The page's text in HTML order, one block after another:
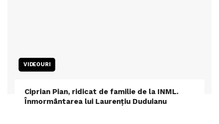
VIDEOURI
Ciprian Pian, ridicat de familie de la INML.
Înmormântarea lui Laurențiu Duduianu